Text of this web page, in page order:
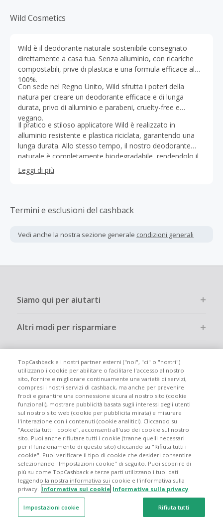
Wild Cosmetics
Wild è il deodorante naturale sostenibile consegnato
direttamente a casa tua. Senza alluminio, con ricariche
compostabili, prive di plastica e una formula efficace al
100%.
Con sede nel Regno Unito, Wild sfrutta i poteri della
natura per creare un deodorante efficace e di lunga
durata, privo di alluminio e parabeni, cruelty-free e
vegano.
Il pratico e stiloso applicatore Wild è realizzato in
alluminio resistente e plastica riciclata, garantendo una
lunga durata. Allo stesso tempo, il nostro deodorante
naturale è completamente biodegradabile, rendendolo il
primo deodorante al mondo con ricariche senza plastica.
Un prodotto davvero innovativo che spinge i confini della
Leggi di più
Termini e esclusioni del cashback
Vedi anche la nostra sezione generale condizioni generali
Siamo qui per aiutarti
Altri modi per risparmiare
Partecipa
Info legali
Siti globali UK US CN JP DE FR AU
TopCashback e i nostri partner esterni ("noi", "ci" o "nostri")
utilizzano i cookie per abilitare o facilitare l'accesso al nostro
sito, fornire e migliorare continuamente una varietà di servizi,
compresi i nostri servizi di cashback, ma anche per prevenire
frodi e garantire una connessione sicura al nostro sito (cookie
funzionali), mostrare pubblicità basata sugli interessi degli utenti
sul nostro sito web (cookie per pubblicita mirata) e misurare
l'interazione con i contenuti (cookie analitici). Cliccando su
"Accetta tutti i cookie", acconsenti all'uso dei cookie sul nostro
sito. Puoi anche rifiutare tutti i cookie (tranne quelli necessari
per il funzionamento di questo sito) cliccando su "Rifiuta tutti i
cookie". Puoi verificare il tipo di cookie che desideri consentire
selezionando "Impostazioni cookie" di seguito. Puoi scoprire di
più su come TopCashback e terze parti utilizzano i tuoi dati
leggendo la nostra informativa sui cookie e l'informativa sulla
privacy. Informativa sui cookie Informativa sulla privacy
Impostazioni cookie Rifiuta tutti